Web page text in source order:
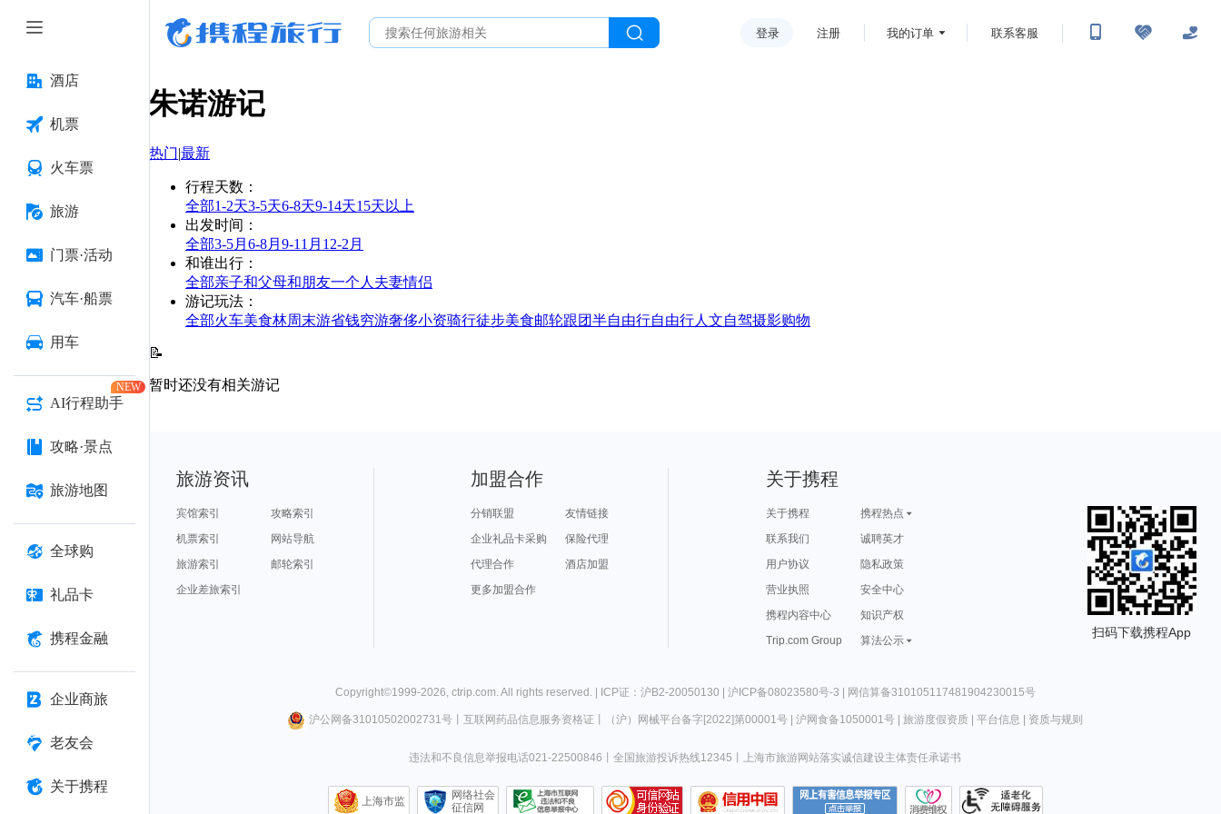
酒店
机票
火车票
旅游
门票·活动
汽车·船票
用车
AI行程助手
NEW
攻略·景点
旅游地图
全球购
礼品卡
携程金融
企业商旅
老友会
关于携程
登录 注册 我的订单 联系客服
朱诺游记
热门|最新
行程天数 ：
全部1-2天3-5天6-8天9-14天15天以上
出发时间 ：
全部3-5月 6-8月 9-11月 12-2月
和谁出行 ：
全部亲子和父母和朋友一个人 夫妻情侣
游记玩法 ：
全部火车美食林周末游省钱穷游奢侈小资骑行徒步美食邮轮跟团半自由行自由行人文自驾摄影购物
📝
暂时还没有相关游记
旅游资讯
宾馆索引
攻略索引
机票索引
网站导航
旅游索引
邮轮索引
企业差旅索引
加盟合作
分销联盟
友情链接
企业礼品卡采购
保险代理
代理合作
酒店加盟
更多加盟合作
关于携程
关于携程
携程热点
联系我们
诚聘英才
用户协议
隐私政策
营业执照
安全中心
携程内容中心
知识产权
Trip.com Group
算法公示
扫码下载携程App
Copyright©1999-2026, ctrip.com. All rights reserved. | ICP证：沪B2-20050130 | 沪ICP备08023580号-3 | 网信算备310105117481904230015号
沪公网备31010502002731号丨 互联网药品信息服务资格证 （沪）网械平台备字[2022]第00001号| 沪网食备1050001号| 旅游度假资质| 平台信息 资质与规则
违法和不良信息举报电话021-22500846 全国旅游投诉热线12345 上海市旅游网站落实诚信建设主体责任承诺书
上海市监
网络社会
征信网